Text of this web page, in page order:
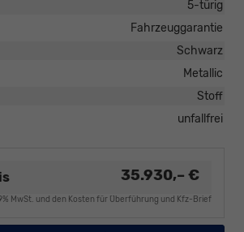
5-türig
Fahrzeuggarantie
Schwarz
Metallic
Stoff
unfallfrei
35.930,– €
MwSt. und den Kosten für Überführung und Kfz-Brief